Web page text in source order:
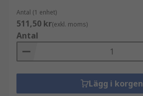
Antal (1 enhet)
511,50 kr(exkl. moms)
Antal
Lägg i korgen